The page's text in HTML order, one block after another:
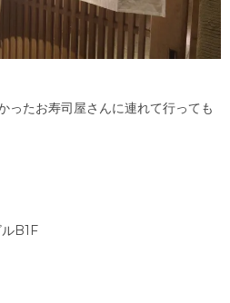
ったお寿司屋さんに連れて行っても
B1F